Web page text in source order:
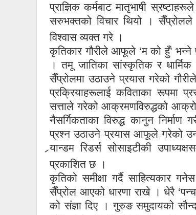
प्राज्ञिक कर्मबाट मातृभाषी
सरुभक्तको विचार थियो । सैँप्रोलले
विश्वास व्यक्त गरे ।
कृतिकार गौरीले आफूले ‘म को हुँ’
। तमू जातिका सांस्कृतिक र
सैँप्रोलमा उठाउने प्रयास गरेको
प्रक्रियाहरूलाई कविताका रूपमा
सत्ताले गरेको आक्रमणविरुद्धको
नैसर्गिकताका विरुद्ध कानुन निर्माण
प्रश्न उठाउने प्रयास आफूले गरेको
र्‍यान्डम रिडर्स सोसाइटीकी
प्रकाशित छ ।
कृतिको समीक्षा गर्दै साहित्यकार
सैँप्रोल आएको धारणा राखे । धेरै
को संज्ञा दिए । गुरुङ समुदायको